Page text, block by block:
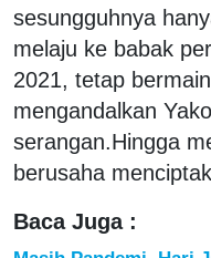
sesungguhnya
melaju ke babak
2021, tetap
mengandalkan
serangan.Hingga
berusaha
Baca Juga :